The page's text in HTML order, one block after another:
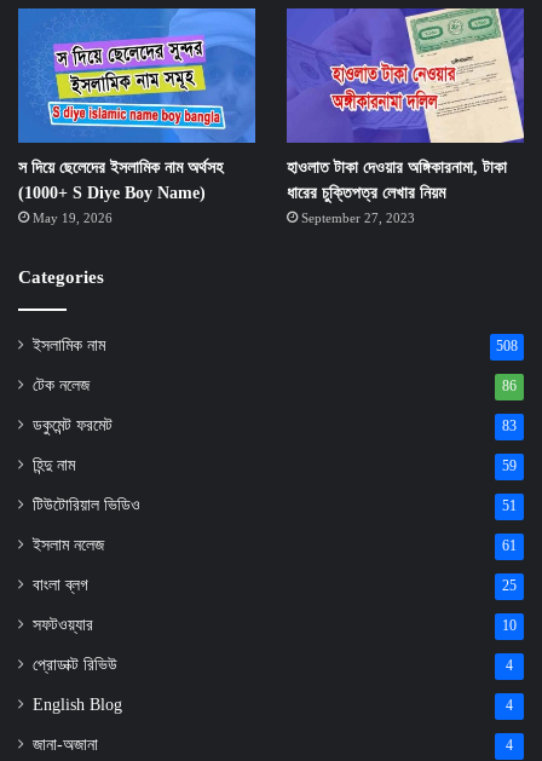
স দিয়ে ছেলেদের ইসলামিক নাম অর্থসহ
(1000+ S Diye Boy Name)
May 19, 2026
হাওলাত টাকা দেওয়ার অঙ্গিকারনামা, টাকা
ধারের চুক্তিপত্র লেখার নিয়ম
September 27, 2023
Categories
ইসলামিক নাম 508
টেক নলেজ 86
ডকুমেন্ট ফরমেট 83
হিন্দু নাম 59
টিউটোরিয়াল ভিডিও 51
ইসলাম নলেজ 61
বাংলা ব্লগ 25
সফটওয়্যার 10
প্রোডাক্ট রিভিউ 4
English Blog 4
জানা-অজানা 4